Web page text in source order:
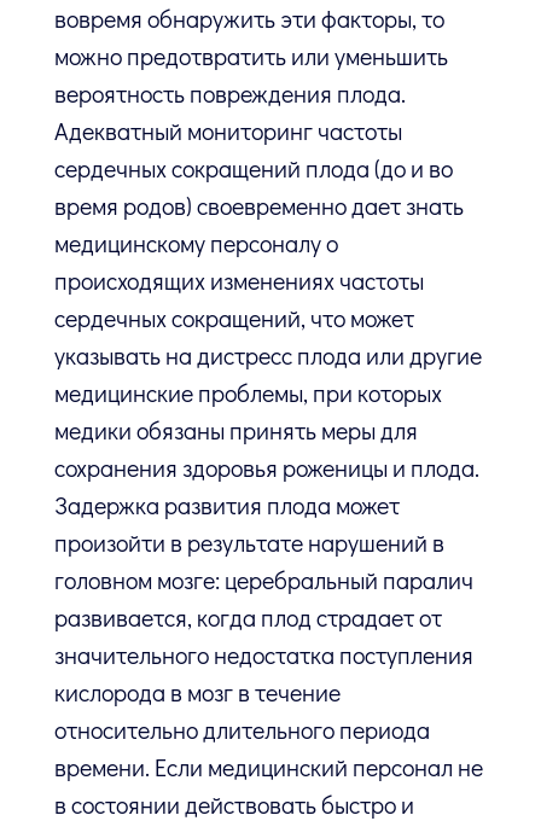
вовремя обнаружить эти факторы, то
можно предотвратить или уменьшить
вероятность повреждения плода.
Адекватный мониторинг частоты
сердечных сокращений плода (до и во
время родов) своевременно дает знать
медицинскому персоналу о
происходящих изменениях частоты
сердечных сокращений, что может
указывать на дистресс плода или другие
медицинские проблемы, при которых
медики обязаны принять меры для
сохранения здоровья роженицы и плода.
Задержка развития плода может
произойти в результате нарушений в
головном мозге: церебральный паралич
развивается, когда плод страдает от
значительного недостатка поступления
кислорода в мозг в течение
относительно длительного периода
времени. Если медицинский персонал не
в состоянии действовать быстро и